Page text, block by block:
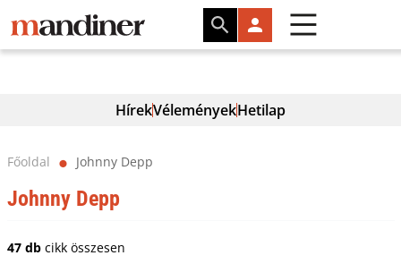
HírekVéleményekHetilap
Főoldal ⬤ Johnny Depp
Johnny Depp
47 dbcikk összesen